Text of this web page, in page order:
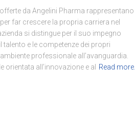
da Angelini Pharma rappresentano
far crescere la propria carriera nel
si distingue per il suo impegno
talento e le competenze dei propri
professionale all’avanguardia.
orientata all’innovazione e al
Read more…